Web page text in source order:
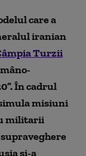
care a
iranian
Turzii
În cadrul
misiuni
militarii
și-a